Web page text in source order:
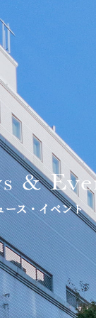
&
ース・イベント